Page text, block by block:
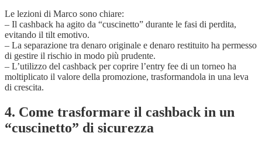
Le lezioni di Marco sono chiare:
– Il cashback ha agito da “cuscinetto” durante le fasi di perdita,
evitando il tilt emotivo.
– La separazione tra denaro originale e denaro restituito ha permesso
di gestire il rischio in modo più prudente.
– L’utilizzo del cashback per coprire l’entry fee di un torneo ha
moltiplicato il valore della promozione, trasformandola in una leva
di crescita.
4. Come trasformare il cashback in un
“cuscinetto” di sicurezza